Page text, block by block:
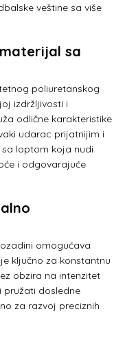
veštine sa više
sa
poliuretanskog
izdržljivosti i
odlične karakteristike
udarac prijatnijim i
sa loptom koja nudi
i odgovarajuće
omogućava
ključno za konstantnu
obzira na intenzitet
pružati dosledne
za razvoj preciznih